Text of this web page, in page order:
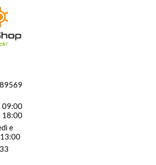
09:00
18:00
e